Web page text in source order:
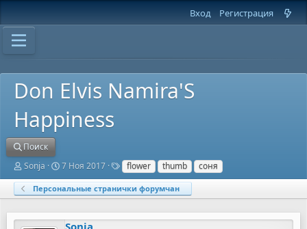
Вход Регистрация
Don Elvis Namira'S
Happiness
Поиск
А
т
о
т
Sonja
Д
т
а
а
7 Ноя 2017
Т
е
г
и
flower thumb соня
Персональные странички форумчан
Sonja